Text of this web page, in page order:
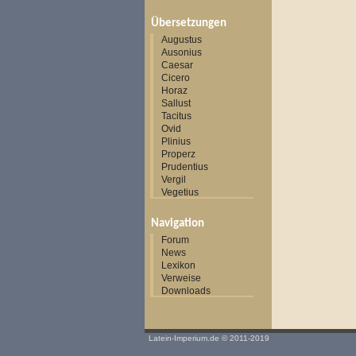
Übersetzungen
Augustus
Ausonius
Caesar
Cicero
Horaz
Sallust
Tacitus
Ovid
Plinius
Properz
Prudentius
Vergil
Vegetius
Navigation
Forum
News
Lexikon
Verweise
Downloads
Latein-Imperium.de © 2011-2019